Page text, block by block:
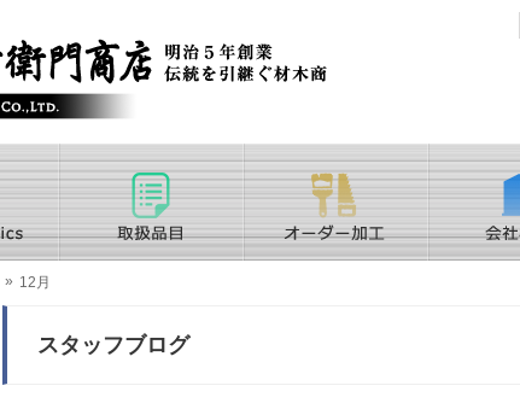
» 12月
スタッフブログ